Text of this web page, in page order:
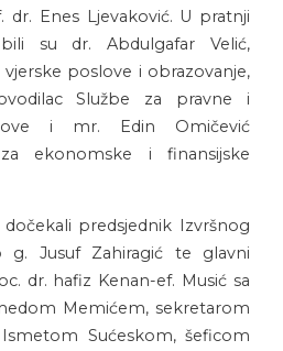
dr. Enes Ljevaković. U pratnji
su dr. Abdulgafar Velić,
poslove i obrazovanje,
Službe za pravne i
i mr. Edin Omičević
ekonomske i finansijske
predsjednik Izvršnog
g. Jusuf Zahiragić te glavni
dr. hafiz Kenan-ef. Musić sa
Memićem, sekretarom
Sućeskom, šeficom